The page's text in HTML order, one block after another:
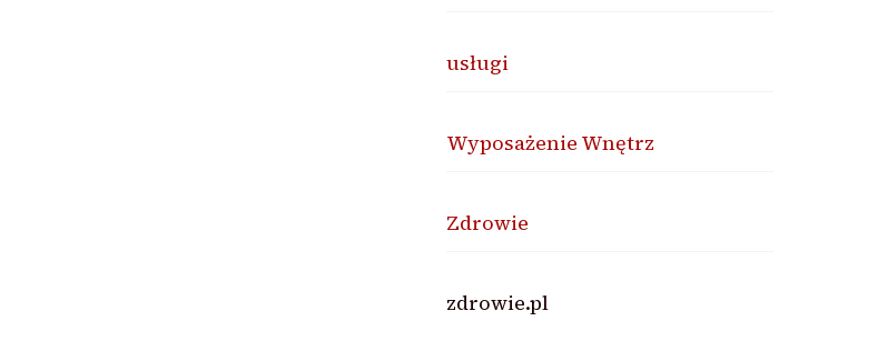
usługi
Wyposażenie Wnętrz
Zdrowie
zdrowie.pl